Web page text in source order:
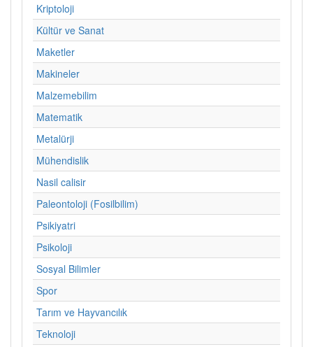
Kriptoloji
Kültür ve Sanat
Maketler
Makineler
Malzemebilim
Matematik
Metalürji
Mühendislik
Nasil calisir
Paleontoloji (Fosilbilim)
Psikiyatri
Psikoloji
Sosyal Bilimler
Spor
Tarım ve Hayvancılık
Teknoloji